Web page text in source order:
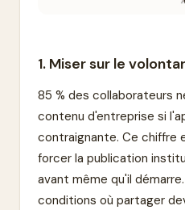
1. Miser sur le
85 % des collaborateurs
contenu d'entreprise si
contraignante. Ce chiffre
forcer la publication
avant même qu'il
conditions où partager